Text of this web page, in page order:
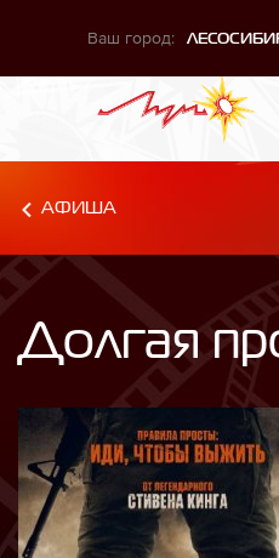
Ваш город:
АФИША
Долгая